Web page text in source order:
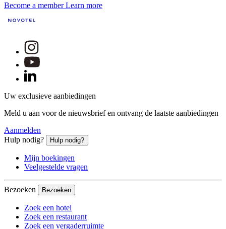
Become a member Learn more
Uw exclusieve aanbiedingen
Meld u aan voor de nieuwsbrief en ontvang de laatste aanbiedingen
Aanmelden
Hulp nodig?
Hulp nodig?
Mijn boekingen
Veelgestelde vragen
Bezoeken Bezoeken
Zoek een hotel
Zoek een restaurant
Zoek een vergaderruimte